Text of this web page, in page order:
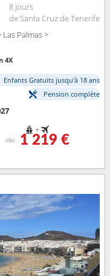
8 jours
de Santa Cruz de Tenerife
Palmas >
4X
Enfants Gratuits jusqu'à 18 ans
Pension complète
+
dès 1 219 €